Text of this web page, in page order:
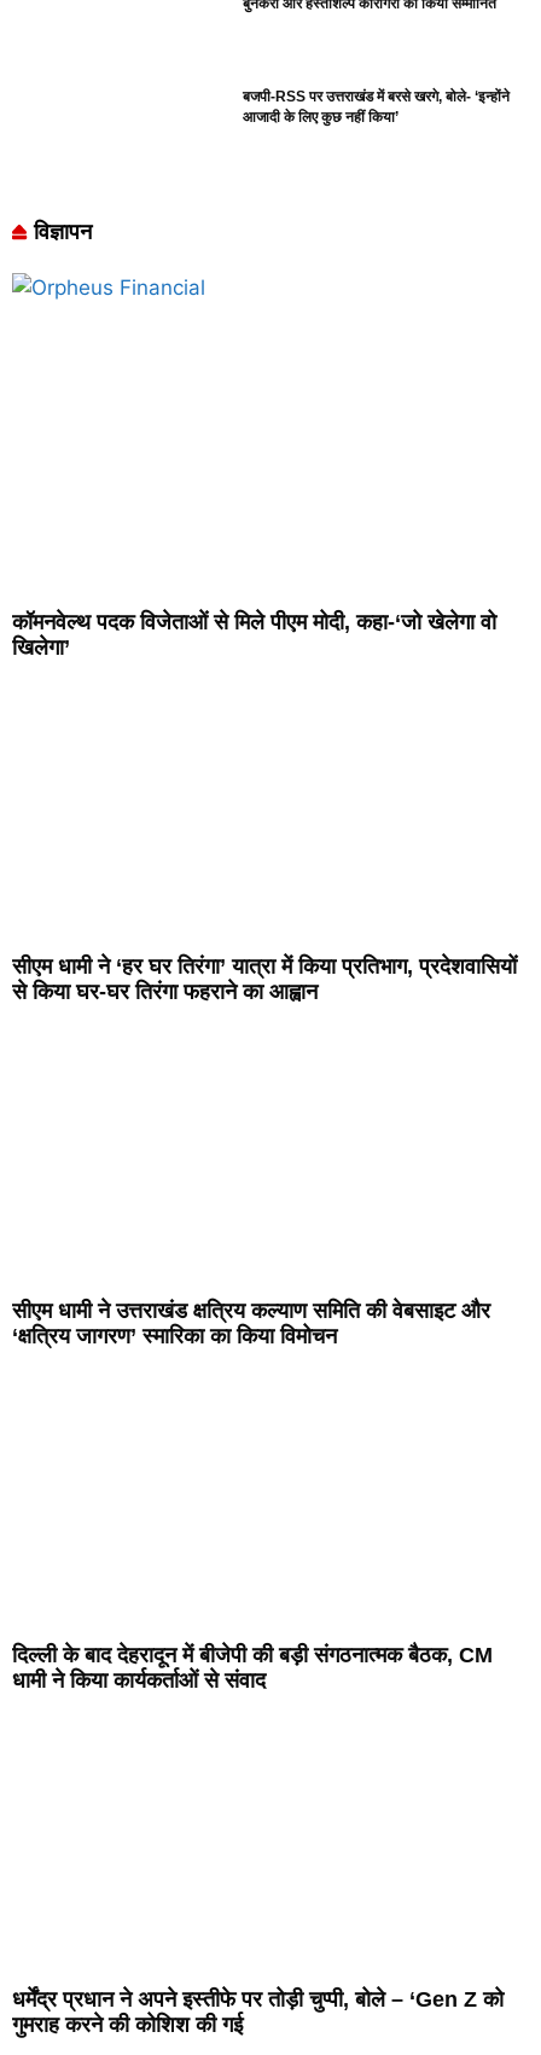
बजपी-RSS पर उत्तराखंड में बरसे खरगे, बोले- ‘इन्होंने
आजादी के लिए कुछ नहीं किया’
विज्ञापन
कॉमनवेल्थ पदक विजेताओं से मिले पीएम मोदी, कहा-‘जो खेलेगा वो
खिलेगा’
सीएम धामी ने ‘हर घर तिरंगा’ यात्रा में किया प्रतिभाग, प्रदेशवासियों
से किया घर-घर तिरंगा फहराने का आह्वान
सीएम धामी ने उत्तराखंड क्षत्रिय कल्याण समिति की वेबसाइट और
‘क्षत्रिय जागरण’ स्मारिका का किया विमोचन
दिल्ली के बाद देहरादून में बीजेपी की बड़ी संगठनात्मक बैठक, CM
धामी ने किया कार्यकर्ताओं से संवाद
धर्मेंद्र प्रधान ने अपने इस्तीफे पर तोड़ी चुप्पी, बोले – ‘Gen Z को
गुमराह करने की कोशिश की गई